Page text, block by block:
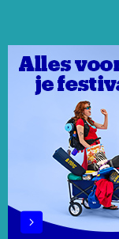
E
S
T
I
N